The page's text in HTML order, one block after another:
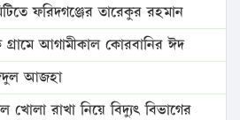
ফরিদগঞ্জের তারেকুর রহমান
আগামীকাল কোরবানির ঈদ
আজহা
রাখা নিয়ে বিদ্যুৎ বিভাগের